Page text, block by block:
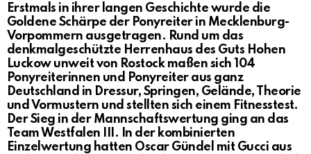
Erstmals in ihrer langen Geschichte wurde die
Goldene Schärpe der Ponyreiter in Mecklenburg-
Vorpommern ausgetragen. Rund um das
denkmalgeschützte Herrenhaus des Guts Hohen
Luckow unweit von Rostock maßen sich 104
Ponyreiterinnen und Ponyreiter aus ganz
Deutschland in Dressur, Springen, Gelände, Theorie
und Vormustern und stellten sich einem Fitnesstest.
Der Sieg in der Mannschaftswertung ging an das
Team Westfalen III. In der kombinierten
Einzelwertung hatten Oscar Gündel mit Gucci aus